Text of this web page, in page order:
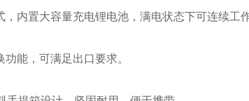
内置大容量充电锂电池，满电状态下可连续工
能，可满足出口要求。